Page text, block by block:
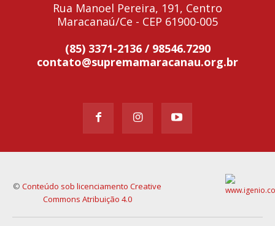
Rua Manoel Pereira, 191, Centro
Maracanaú/Ce - CEP 61900-005
(85) 3371-2136 / 98546.7290
contato@supremamaracanau.org.br
©Conteúdo sob licenciamento Creative
Commons Atribuição 4.0